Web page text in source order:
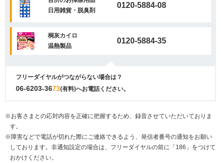
日用雑貨・脱臭剤
0120-5884-08
桐灰カイロ
温熱製品
0120-5884-35
フリーダイヤルがつながらない場合は？
06-6203-3673(有料)へお電話ください。
※お客さまとの応対内容を正確に把握するため、録音させていただいておりま
す。
※障害などで電話が切れた際にご連絡できるよう、発信者番号の通知をお願い
しております。非通知設定の場合は、フリーダイヤルの前に「186」をつけて
おかけください。